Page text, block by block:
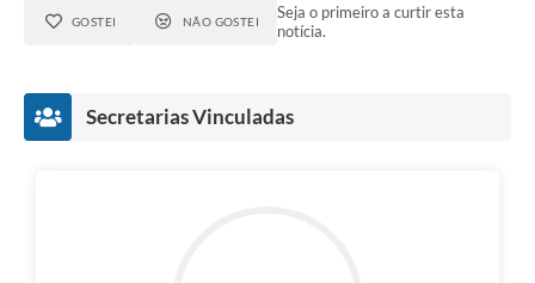
GOSTEI NÃO GOSTEI
Seja o primeiro a curtir esta
notícia.
Secretarias Vinculadas